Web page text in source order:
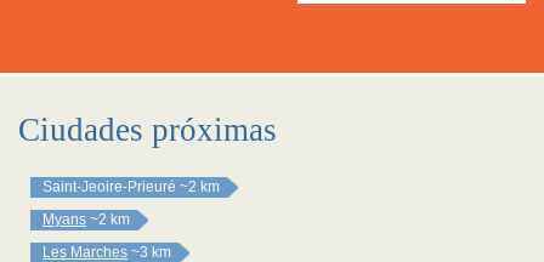
Ciudades próximas
Saint-Jeoire-Prieuré ~2 km
Myans ~2 km
Les Marches ~3 km